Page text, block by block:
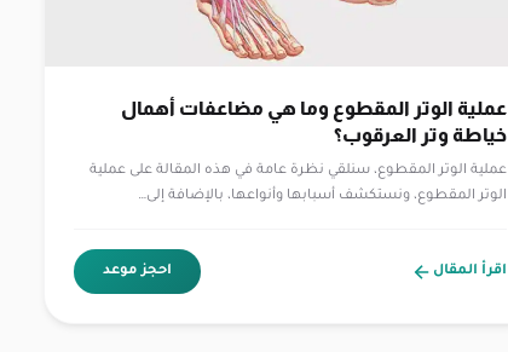
عملية الوتر المقطوع وما هي مضاعفات أهمال
خياطة وتر العرقوب؟
عملية الوتر المقطوع، سنلقي نظرة عامة في هذه المقالة على عملية
الوتر المقطوع، ونستكشف أسبابها وأنواعها، بالإضافة إلى…
اقرأ المقال احجز موعد